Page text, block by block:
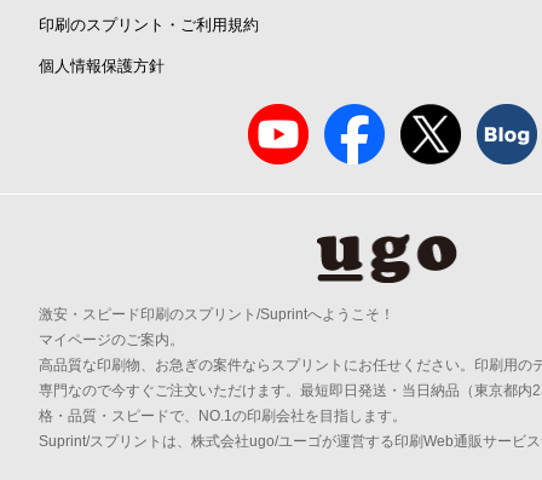
印刷のスプリント・ご利用規約
個人情報保護方針
激安・スピード印刷のスプリント/Suprintへようこそ！
マイページのご案内。
高品質な印刷物、お急ぎの案件ならスプリントにお任せください。印刷用の
専門なので今すぐご注文いただけます。最短即日発送・当日納品（東京都内
格・品質・スピードで、NO.1の印刷会社を目指します。
Suprint/スプリントは、株式会社ugo/ユーゴが運営する印刷Web通販サービ